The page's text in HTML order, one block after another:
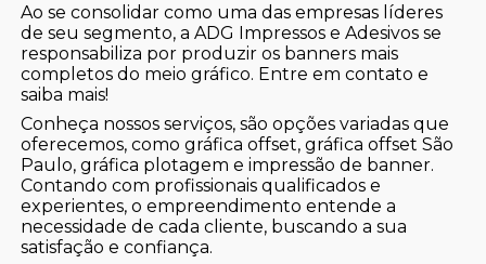
Ao se consolidar como uma das empresas líderes
de seu segmento, a ADG Impressos e Adesivos se
responsabiliza por produzir os banners mais
completos do meio gráfico. Entre em contato e
saiba mais!
Conheça nossos serviços, são opções variadas que
oferecemos, como gráfica offset, gráfica offset São
Paulo, gráfica plotagem e impressão de banner.
Contando com profissionais qualificados e
experientes, o empreendimento entende a
necessidade de cada cliente, buscando a sua
satisfação e confiança.